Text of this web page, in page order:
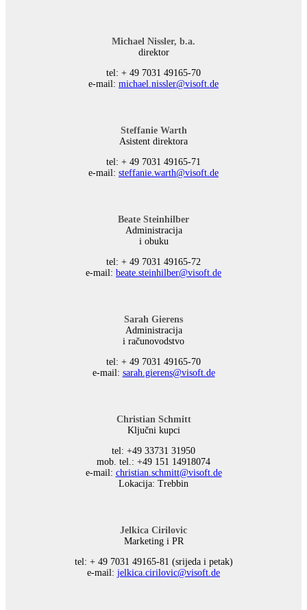
Michael Nissler, b.a.
direktor
tel: + 49 7031 49165-70
е-mail: michael.nissler@visoft.de
Steffanie Warth
Asistent direktora
tel: + 49 7031 49165-71
е-mail: steffanie.warth@visoft.de
Beate Steinhilber
Administracija
i obuku
tel: + 49 7031 49165-72
е-mail: beate.steinhilber@visoft.de
Sarah Gierens
Administracija
i računovodstvo
tel: + 49 7031 49165-70
е-mail: sarah.gierens@visoft.de
Christian Schmitt
Ključni kupci
tel: +49 33731 31950
mob. tel.: +49 151 14918074
е-mail: christian.schmitt@visoft.de
Lokacija: Trebbin
Jelkica Cirilovic
Marketing i PR
tel: + 49 7031 49165-81 (srijeda i petak)
е-mail: jelkica.cirilovic@visoft.de